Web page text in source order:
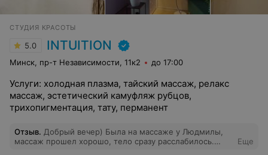
СТУДИЯ КРАСОТЫ
5.0 INTUITION
Минск, пр-т Независимости, 11к2 до 17:00
Услуги: холодная плазма, тайский массаж, релакс
массаж, эстетический камуфляж рубцов,
трихопигментация, тату, перманент
Отзыв. Добрый вечер) Была на массаже у Людмилы,
массаж прошел хорошо, тело сразу расслабилось.
Еще